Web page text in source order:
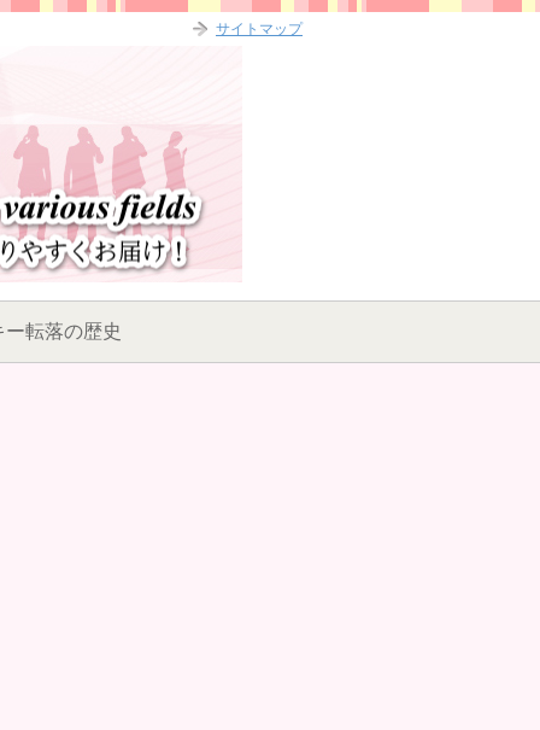
転落の歴史
サイトマップ